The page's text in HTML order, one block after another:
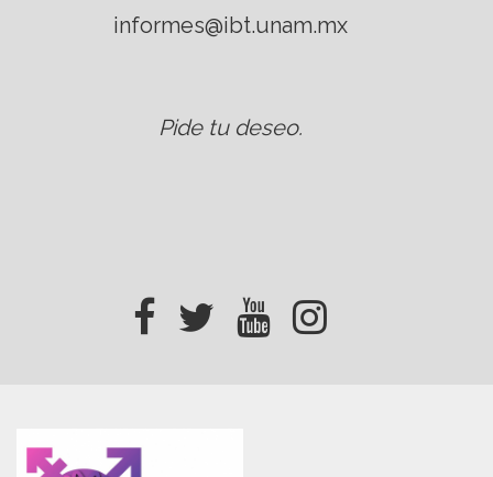
informes@ibt.unam.mx
Pide tu deseo.